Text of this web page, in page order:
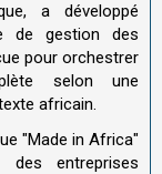
a développé
de gestion des
pour orchestrer
selon une
africain.
"Made in Africa"
des entreprises